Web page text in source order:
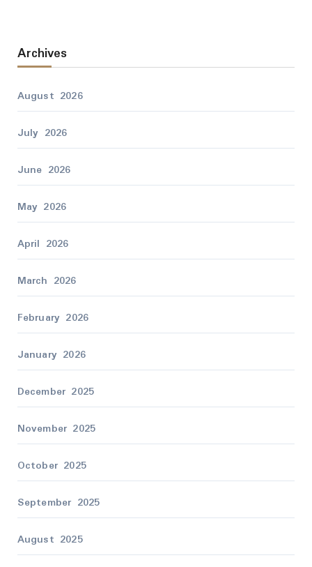
Archives
August 2026
July 2026
June 2026
May 2026
April 2026
March 2026
February 2026
January 2026
December 2025
November 2025
October 2025
September 2025
August 2025